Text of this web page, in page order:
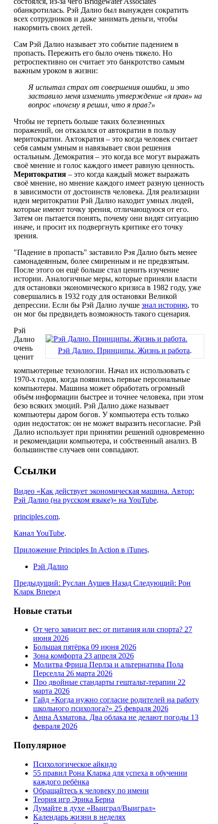
обанкротилась. Рэй Далио был вынужден сократить
всех сотрудников и даже занимать деньги, чтобы
накормить своих детей.
Сам Рэй Далио называет это событие падением в
пропасть. Пережить его было очень тяжело. Но
ретроспективно он считает это банкротство самым
важным уроком в жизни:
Я испытал страх от совершения ошибки, и это
заставило меня изменить утверждение «я прав» на
вопрос «почему я решил, что я прав?»
Чтобы не терпеть больше таких болезненных
поражений, он отказался от автократии в пользу
меритократии. Актократия – это когда человек считает
себя самым умным и навязывает свои решения
остальным. Демократия – это когда все могут выражать
своё мнение и голос каждого имеет равную ценность.
Меритократия – это когда каждый может выражать
своё мнение, но мнение каждого имеет разную ценность
в зависимости от достоинств человека. Для реализации
идеи меритократии Рэй Далио находит умных людей,
которые имеют точку зрения, отличающуюся от его.
Затем он пытается понять, почему они видят ситуацию
иначе, и просит их подвергнуть критике его точку
зрения.
"Падение в пропасть" заставило Рэя Далио быть менее
самонадеянным, более смиренным и не предвзятым.
После этого он ещё больше стал ценить изучение
истории. Аналогичные меры, которые приняли власти
для остановки экономического кризиса в 1982 году, уже
совершались в 1932 году для остановки Великой
депрессии. Если бы Рэй Далио лучше знал историю, то
он мог бы предвидеть возможность такого сценария.
Рэй Далио. Принципы. Жизнь и работа.
Рэй
Далио
очень
ценит
компьютерные технологии. Начал их использовать с
1970-х годов, когда появились первые персональные
компьютеры. Машина может обработать огромный
объём информации быстрее и точнее человека, при этом
безо всяких эмоций. Рэй Далио даже называет
компьютеры даром богов. У компьютера есть только
один недостаток: он не может выразить несогласие. Рэй
Далио использует при принятии решений одновременно
и рекомендации компьютера, и собственный анализ. В
большинстве случаев они совпадают.
Ссылки
Видео «Как действует экономическая машина. Автор:
Рэй Далио (на русском языке)» на YouTube.
principles.com.
Канал YouTube.
Приложение Principles In Action в iTunes.
Рэй Далио
Предыдущий: Руслан Аушев Назад Следующий: Рон
Кларк Вперед
Новые статьи
От чего зависит вес: от питания или спорта? 27
июня 2026
Большая пятёрка 09 июня 2026
Зона комфорта 23 апреля 2026
Молитва Фрица Перлза и альтернатива Пола
Перселла 26 марта 2026
Про двойные стандарты гештальт-терапии 22
марта 2026
Гайд «Когда нужно согласие родителей на работу
школьного психолога?» 25 февраля 2026
Анна Ахматова. Два облака не делают погоды 13
февраля 2026
Популярное
Психологическое айкидо
55 правил Рона Кларка для успеха в обучении
каждого ребёнка
Обращайтесь к человеку по имени
Теория игр Эрика Берна
Думайте в духе «Выиграл/Выиграл»
Календарь жизни в неделях